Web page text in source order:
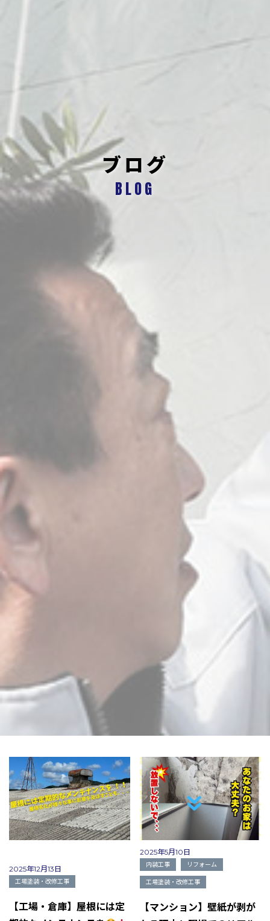
ブログ
BLOG
2025年12月13日
工場塗装・改修工事
【工場・倉庫】屋根には定
2025年5月10日
内装工事 リフォーム
工場塗装・改修工事
【マンション】壁紙が剥が